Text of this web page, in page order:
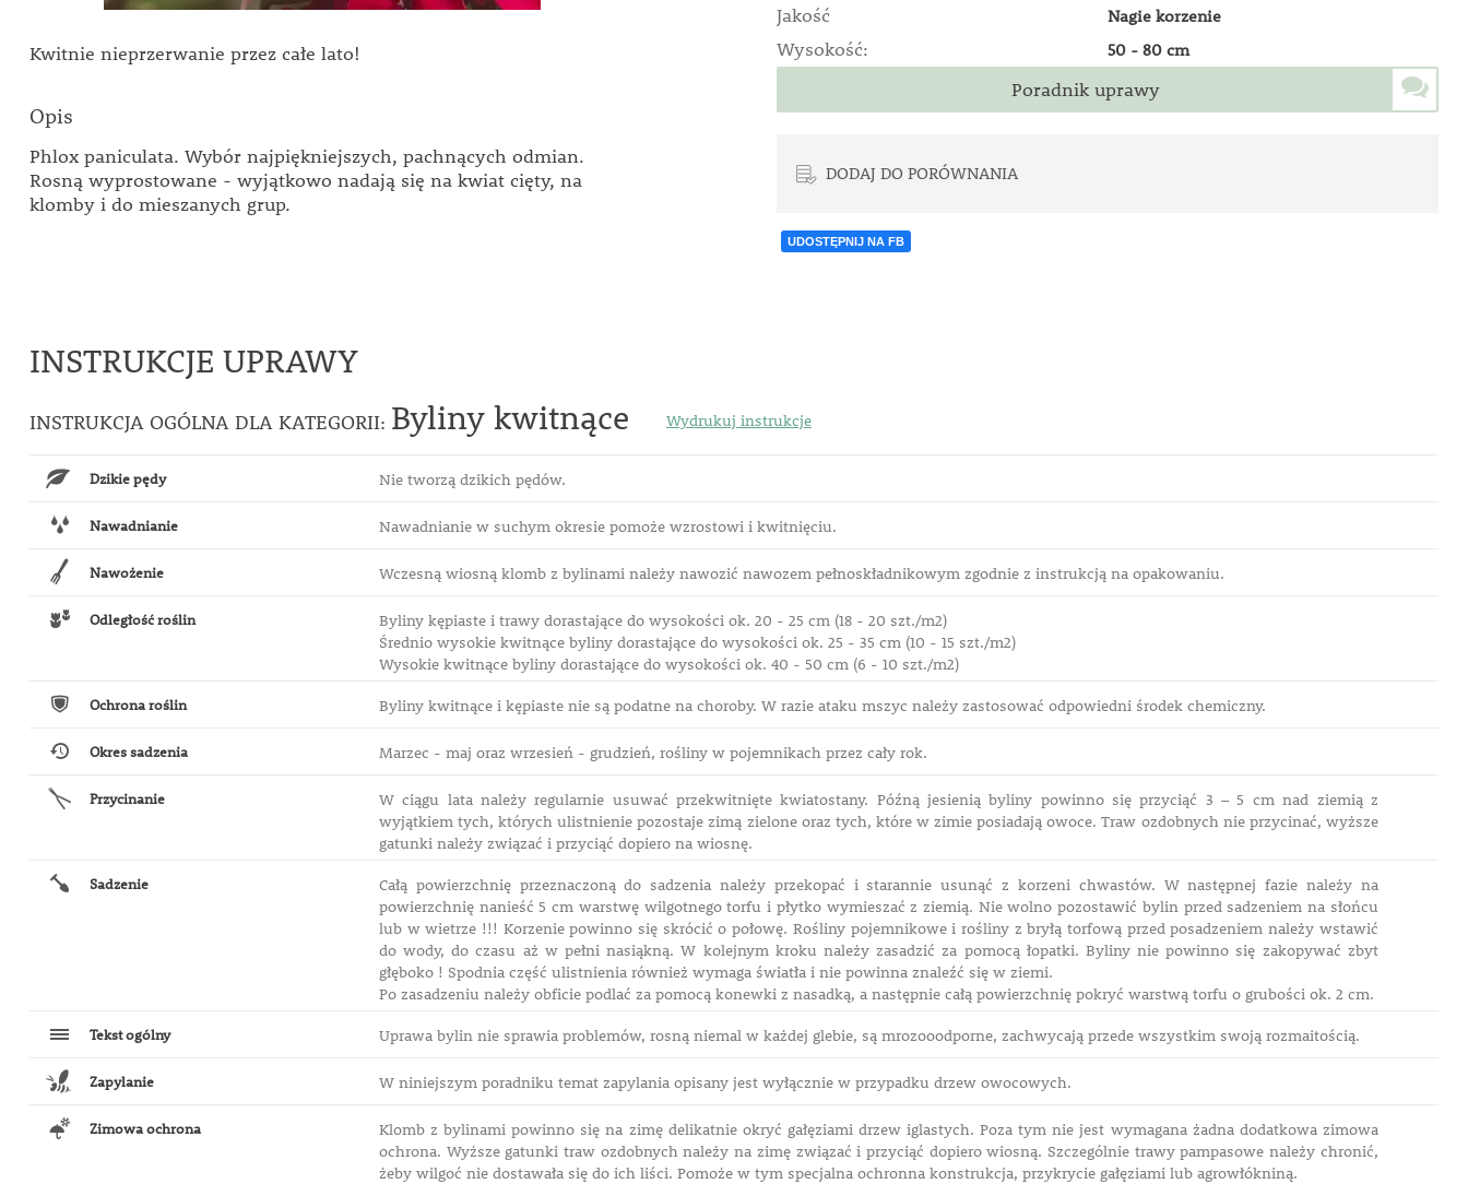
Kwitnie nieprzerwanie przez całe lato!
Opis
Phlox paniculata. Wybór najpiękniejszych, pachnących odmian.
Rosną wyprostowane - wyjątkowo nadają się na kwiat cięty, na
klomby i do mieszanych grup.
Jakość Nagie korzenie
Wysokość: 50 - 80 cm
Poradnik uprawy
DODAJ DO PORÓWNANIA
UDOSTĘPNIJ NA FB
INSTRUKCJE UPRAWY
INSTRUKCJA OGÓLNA DLA KATEGORII: Byliny kwitnące Wydrukuj instrukcje
Dzikie pędy Nie tworzą dzikich pędów.
Nawadnianie Nawadnianie w suchym okresie pomoże wzrostowi i kwitnięciu.
Nawożenie Wczesną wiosną klomb z bylinami należy nawozić nawozem pełnoskładnikowym zgodnie z instrukcją na opakowaniu.
Odległość roślin
Byliny kępiaste i trawy dorastające do wysokości ok. 20 - 25 cm (18 - 20 szt./m2)
Średnio wysokie kwitnące byliny dorastające do wysokości ok. 25 - 35 cm (10 - 15 szt./m2)
Wysokie kwitnące byliny dorastające do wysokości ok. 40 - 50 cm (6 - 10 szt./m2)
Ochrona roślin Byliny kwitnące i kępiaste nie są podatne na choroby. W razie ataku mszyc należy zastosować odpowiedni środek chemiczny.
Okres sadzenia Marzec - maj oraz wrzesień - grudzień, rośliny w pojemnikach przez cały rok.
Przycinanie
W ciągu lata należy regularnie usuwać przekwitnięte kwiatostany. Późną jesienią byliny powinno się przyciąć 3 – 5 cm nad ziemią z
wyjątkiem tych, których ulistnienie pozostaje zimą zielone oraz tych, które w zimie posiadają owoce. Traw ozdobnych nie przycinać, wyższe
gatunki należy związać i przyciąć dopiero na wiosnę.
Sadzenie
Całą powierzchnię przeznaczoną do sadzenia należy przekopać i starannie usunąć z korzeni chwastów. W następnej fazie należy na
powierzchnię nanieść 5 cm warstwę wilgotnego torfu i płytko wymieszać z ziemią. Nie wolno pozostawić bylin przed sadzeniem na słońcu
lub w wietrze !!! Korzenie powinno się skrócić o połowę. Rośliny pojemnikowe i rośliny z bryłą torfową przed posadzeniem należy wstawić
do wody, do czasu aż w pełni nasiąkną. W kolejnym kroku należy zasadzić za pomocą łopatki. Byliny nie powinno się zakopywać zbyt
głęboko ! Spodnia część ulistnienia również wymaga światła i nie powinna znaleźć się w ziemi.
Po zasadzeniu należy obficie podlać za pomocą konewki z nasadką, a następnie całą powierzchnię pokryć warstwą torfu o grubości ok. 2 cm.
Tekst ogólny Uprawa bylin nie sprawia problemów, rosną niemal w każdej glebie, są mrozooodporne, zachwycają przede wszystkim swoją rozmaitością.
Zapylanie W niniejszym poradniku temat zapylania opisany jest wyłącznie w przypadku drzew owocowych.
Zimowa ochrona
Klomb z bylinami powinno się na zimę delikatnie okryć gałęziami drzew iglastych. Poza tym nie jest wymagana żadna dodatkowa zimowa
ochrona. Wyższe gatunki traw ozdobnych należy na zimę związać i przyciąć dopiero wiosną. Szczególnie trawy pampasowe należy chronić,
żeby wilgoć nie dostawała się do ich liści. Pomoże w tym specjalna ochronna konstrukcja, przykrycie gałęziami lub agrowłókniną.